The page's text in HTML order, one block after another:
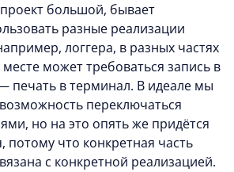
большой, бывает
разные реализации
логгера, в разных частях
может требоваться запись в
печать в терминал. В идеале мы
переключаться
но на это опять же придётся
потому что конкретная часть
с конкретной реализацией.